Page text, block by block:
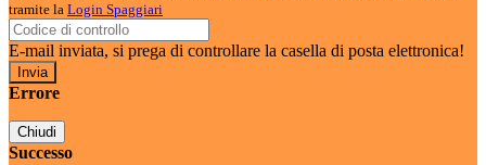
tramite la Login Spaggiari
E-mail inviata, si prega di controllare la casella di posta elettronica!
Errore
Chiudi
Successo